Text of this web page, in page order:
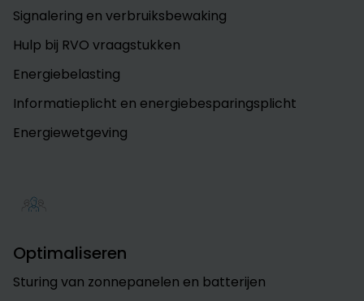
Signalering en verbruiksbewaking
Hulp bij RVO vraagstukken
Energiebelasting
Informatieplicht en energiebesparingsplicht
Energiewetgeving
Optimaliseren
Sturing van zonnepanelen en batterijen